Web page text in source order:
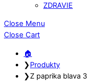
ZDRAVIE
Close Menu
Close Cart
🏠︎
❯Produkty
❯Z paprika blava 3